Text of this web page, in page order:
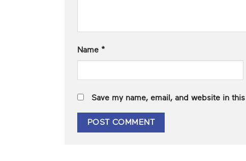
Name *
Save my name, email, and website in